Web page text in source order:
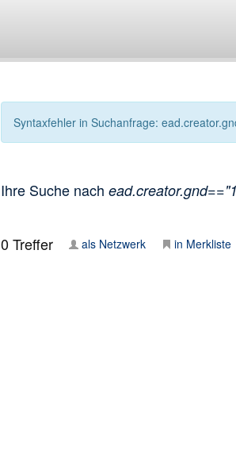
Syntaxfehler in Suchanfrage:
Ihre Suche nach
0Treffer als Netzwerk in Merkliste